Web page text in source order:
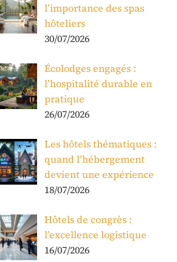
l’importance des spas
hôteliers
30/07/2026
Écolodges engagés :
l’hospitalité durable en
pratique
26/07/2026
Les hôtels thématiques :
quand l’hébergement
devient une expérience
18/07/2026
Hôtels de congrès :
l’excellence logistique
16/07/2026